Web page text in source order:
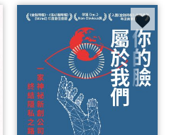
庫（七版）〔會計丙級
技術士〕